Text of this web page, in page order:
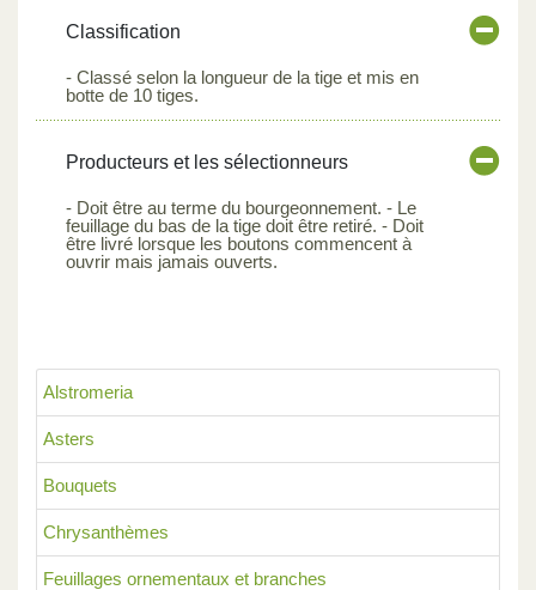
Alstromeria
Asters
Bouquets
Chrysanthèmes
Feuillages ornementaux et branches
Classification
- Classé selon la longueur de la tige et mis en
botte de 10 tiges.
Producteurs et les sélectionneurs
- Doit être au terme du bourgeonnement. - Le
feuillage du bas de la tige doit être retiré. - Doit
être livré lorsque les boutons commencent à
ouvrir mais jamais ouverts.